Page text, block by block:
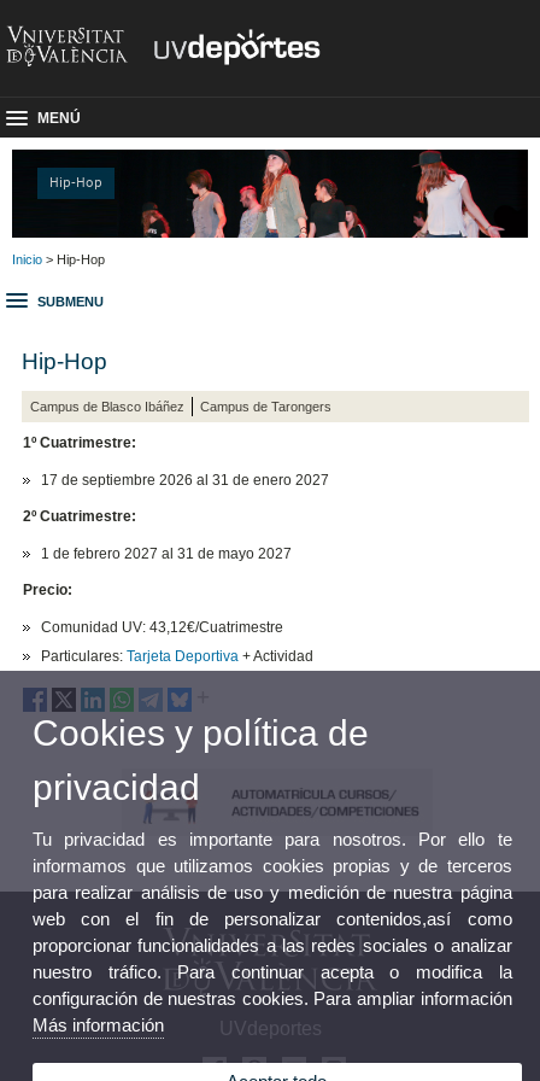
MENÚ
Hip-Hop
Inicio > Hip-Hop
SUBMENU
Hip-Hop
Campus de Blasco Ibáñez Campus de Tarongers
1º Cuatrimestre:
17 de septiembre 2026 al 31 de enero 2027
2º Cuatrimestre:
1 de febrero 2027 al 31 de mayo 2027
Precio:
Comunidad UV: 43,12€/Cuatrimestre
Particulares:Tarjeta Deportiva+ Actividad
UVdeportes
Cookies y política de
privacidad
Tu privacidad es importante para nosotros. Por ello te
informamos que utilizamos cookies propias y de terceros
para realizar análisis de uso y medición de nuestra página
web con el fin de personalizar contenidos,así como
proporcionar funcionalidades a las redes sociales o analizar
nuestro tráfico. Para continuar acepta o modifica la
configuración de nuestras cookies. Para ampliar información
Más información